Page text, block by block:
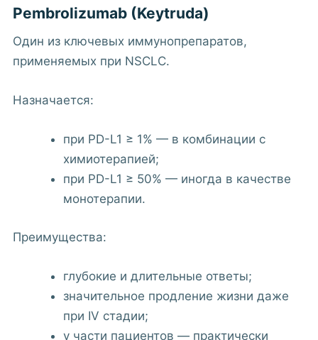
Pembrolizumab (Keytruda)
Один из ключевых иммунопрепаратов,
применяемых при NSCLC.
Назначается:
при PD-L1 ≥ 1% — в комбинации с
химиотерапией;
при PD-L1 ≥ 50% — иногда в качестве
монотерапии.
Преимущества:
глубокие и длительные ответы;
значительное продление жизни даже
при IV стадии;
у части пациентов — практически